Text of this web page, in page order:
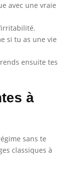
avec une vraie
si tu as une vie
ensuite tes
à
sans te
classiques à